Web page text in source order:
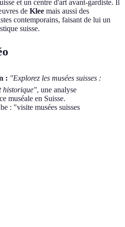
et un centre d'art avant-gardiste. Il
de Klee mais aussi des
contemporains, faisant de lui un
suisse.
: "Explorez les musées suisses :
historique", une analyse
muséale en Suisse.
: "visite musées suisses